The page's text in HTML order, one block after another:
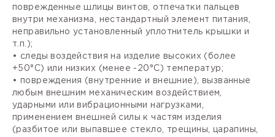
поврежденные шлицы винтов, отпечатки пальцев
внутри механизма, нестандартный элемент питания,
неправильно установленный уплотнитель крышки и
т.п.);
• следы воздействия на изделие высоких (более
+50°С) или низких (менее -20°С) температур;
• повреждения (внутренние и внешние), вызванные
любым внешним механическим воздействием,
ударными или вибрационными нагрузками,
применением внешней силы к частям изделия
(разбитое или выпавшее стекло, трещины, царапины,